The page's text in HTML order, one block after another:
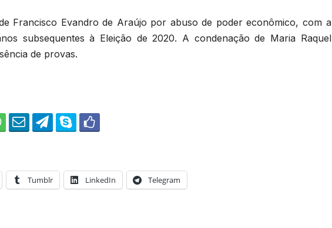
Francisco Evandro de Araújo por abuso de poder econômico, com a
subsequentes à Eleição de 2020. A condenação de Maria Raquel
de provas.
Tumblr LinkedIn Telegram